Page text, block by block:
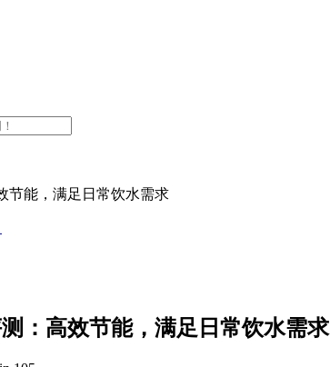
节能，满足日常饮水需求
：高效节能，满足日常饮水需求